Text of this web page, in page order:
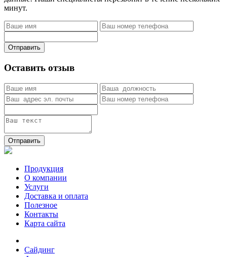
минут.
Отправить
Оставить отзыв
Отправить
Продукция
О компании
Услуги
Доставка и оплата
Полезное
Контакты
Карта сайта
Сайдинг